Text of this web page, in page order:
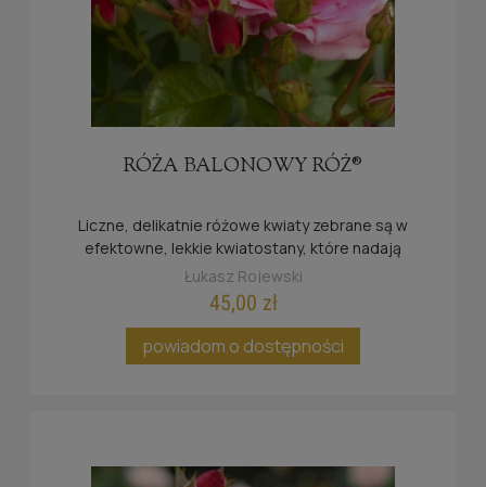
RÓŻA BALONOWY RÓŻ®
Liczne, delikatnie różowe kwiaty zebrane są w
efektowne, lekkie kwiatostany, które nadają
krzewowi romantyczny i bardzo świeży wygląd.
Łukasz Rojewski
45,00 zł
powiadom o dostępności